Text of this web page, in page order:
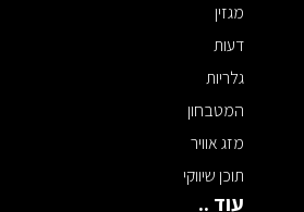
מגזין
דעות
גלריות
המטבחון
מזג אוויר
תוכן שיווקי
עוד ..